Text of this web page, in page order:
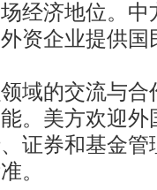
经济地位。中
资企业提供国
的交流与合
。美方欢迎外
证券和基金管
。